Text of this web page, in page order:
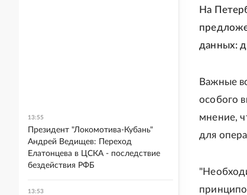
На
данных:
Важные
особого
мнение,
для
13:55
Президент "Локомотива-Кубань"
Андрей Ведищев: Переход
Елатонцева в ЦСКА - последствие
бездействия РФБ
13:53